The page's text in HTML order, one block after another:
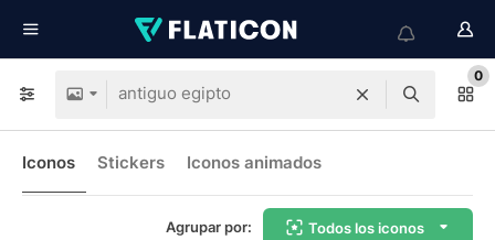
0
Iconos Stickers Iconos animados
Agrupar por: Todos los iconos